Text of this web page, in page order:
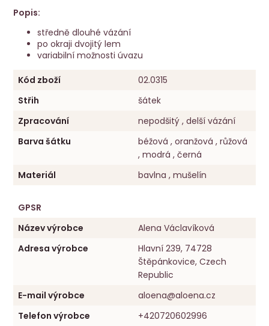
Popis:
středně dlouhé vázání
po okraji dvojitý lem
variabilní možnosti úvazu
Kód zboží
02.0315
Střih
šátek
Zpracování
nepodšitý , delší vázání
Barva šátku
béžová , oranžová , růžová
, modrá , černá
Materiál
bavlna , mušelín
GPSR
Název výrobce
Alena Václavíková
Adresa výrobce
Hlavní 239, 74728
Štěpánkovice, Czech
Republic
E-mail výrobce
aloena@aloena.cz
Telefon výrobce
+420720602996